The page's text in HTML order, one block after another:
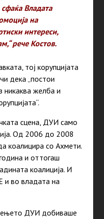
сфаќа Владата
на
интереси,
рече Костов.
тој корупцијата
дека „постои
никаква желба и
сцена, ДУИ само
Од 2006 до 2008
коалицира со Ахмети.
и оттогаш
коалиција. И
во владата на
ДУИ добиваше